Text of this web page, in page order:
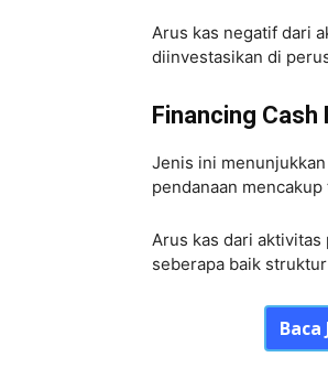
Arus kas negatif dari
diinvestasikan di
Financing Cash
Jenis ini
pendanaan
Arus kas dari
seberapa baik
Baca